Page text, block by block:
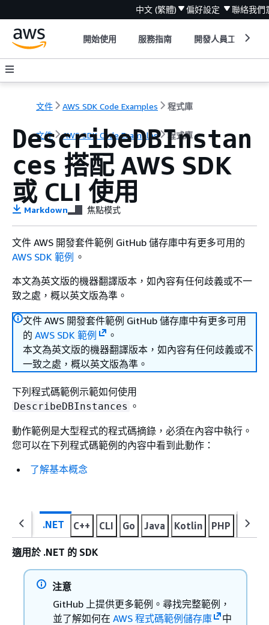
中文 (繁體) 偏好設定 聯絡我們
開始使用 服務指南 開發人員工具
文件 AWS SDK Code Examples 程式庫
文件 AWS SDK Code Examples 程式庫
DescribeDBInstan
ces 搭配 AWS SDK
或 CLI 使用
Markdown 焦點模式
文件 AWS 開發套件範例 GitHub 儲存庫中有更多可用的
AWS SDK 範例 。
本文為英文版的機器翻譯版本，如內容有任何歧義或不一
致之處，概以英文版為準。
文件 AWS 開發套件範例 GitHub 儲存庫中有更多可用
的 AWS SDK 範例
。
本文為英文版的機器翻譯版本，如內容有任何歧義或不
一致之處，概以英文版為準。
下列程式碼範例示範如何使用
DescribeDBInstances 。
動作範例是大型程式的程式碼摘錄，必須在內容中執行。
您可以在下列程式碼範例的內容中看到此動作：
了解基本概念
.NET C++ CLI Go Java Kotlin PHP
適用於 .NET 的 SDK
注意
GitHub 上提供更多範例。尋找完整範例，
並了解如何在 AWS 程式碼範例儲存庫
中